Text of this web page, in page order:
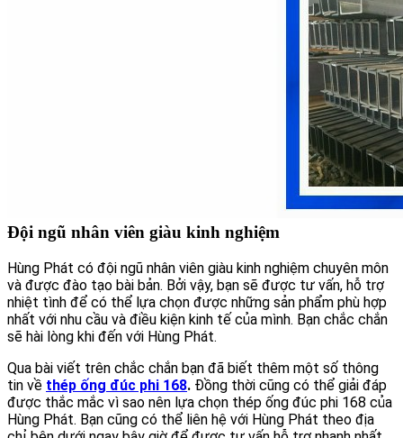
Đội ngũ nhân viên giàu kinh nghiệm
Hùng Phát có đội ngũ nhân viên giàu kinh nghiệm chuyên môn
và được đào tạo bài bản. Bởi vậy, bạn sẽ được tư vấn, hỗ trợ
nhiệt tình để có thể lựa chọn được những sản phẩm phù hợp
nhất với nhu cầu và điều kiện kinh tế của mình. Bạn chắc chắn
sẽ hài lòng khi đến với Hùng Phát.
Qua bài viết trên chắc chắn bạn đã biết thêm một số thông
tin về thép ống đúc phi 168. Đồng thời cũng có thể giải đáp
được thắc mắc vì sao nên lựa chọn thép ống đúc phi 168 của
Hùng Phát. Bạn cũng có thể liên hệ với Hùng Phát theo địa